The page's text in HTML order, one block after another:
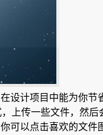
设计项目中能为你
上传一些文件，然
可以点击喜欢的文